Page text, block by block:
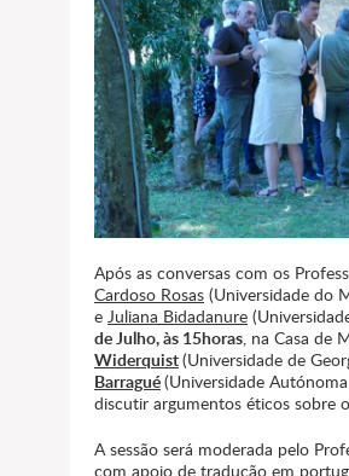
Após as conversas com os
Cardoso Rosas (Universidade do
e Juliana Bidadanure
de Julho, às 15horas, na Casa de
Widerquist(Universidade de
Barragué(Universidade
discutir argumentos éticos sobre o
A sessão será moderada pelo
com apoio de tradução em